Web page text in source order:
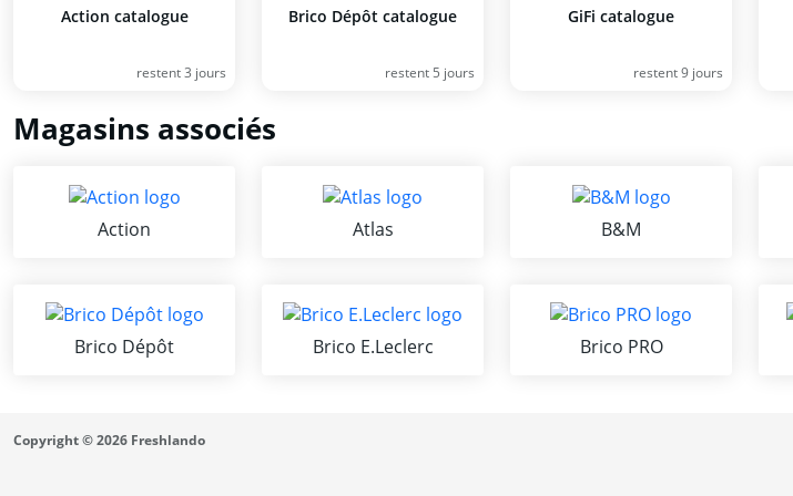
Action catalogue
restent 3 jours
Brico Dépôt catalogue
restent 5 jours
GiFi catalogue
restent 9 jours
Magasins associés
Action Atlas B&M
Brico Dépôt Brico E.Leclerc Brico PRO
Copyright © 2026 Freshlando